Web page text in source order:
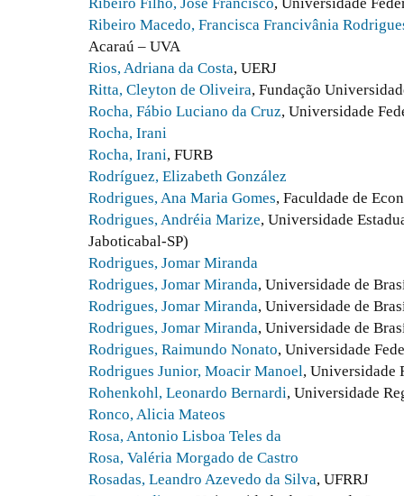
Ribeiro Macedo, Francisca Francivânia
Acaraú – UVA
Rios, Adriana da Costa, UERJ
Ritta, Cleyton de Oliveira, Fundação
Rocha, Fábio Luciano da Cruz, Universidade
Rocha, Irani
Rocha, Irani, FURB
Rodríguez, Elizabeth González
Rodrigues, Ana Maria Gomes, Faculdade de
Rodrigues, Andréia Marize, Universidade
Jaboticabal-SP)
Rodrigues, Jomar Miranda
Rodrigues, Jomar Miranda, Universidade de
Rodrigues, Jomar Miranda, Universidade de
Rodrigues, Jomar Miranda, Universidade de
Rodrigues, Raimundo Nonato, Universidade
Rodrigues Junior, Moacir Manoel, Universidade
Rohenkohl, Leonardo Bernardi, Universidade
Ronco, Alicia Mateos
Rosa, Antonio Lisboa Teles da
Rosa, Valéria Morgado de Castro
Rosadas, Leandro Azevedo da Silva, UFRRJ